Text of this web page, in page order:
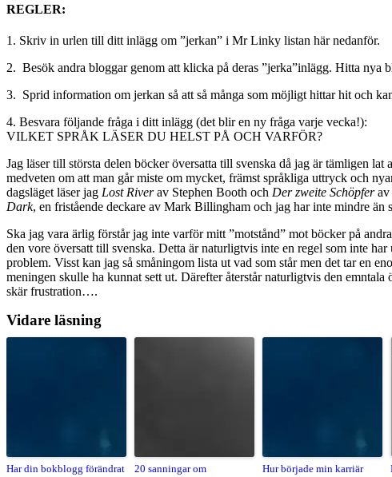
REGLER:
1. Skriv in urlen till ditt inlägg om ”jerkan” i Mr Linky listan här nedanför.
2. Besök andra bloggar genom att klicka på deras ”jerka”inlägg. Hitta
3. Sprid information om jerkan så att så många som möjligt hittar hit och
4. Besvara följande fråga i ditt inlägg (det blir en ny fråga varje vecka!):
VILKET SPRÅK LÄSER DU HELST PÅ OCH VARFÖR?
Jag läser till största delen böcker översatta till svenska då jag är tämligen
medveten om att man går miste om mycket, främst språkliga uttryck och
dagsläget läser jag Lost Riverav Stephen Booth och Der zweite Schöpferav
Dark, en fristående deckare av Mark Billingham och jag har inte mindre
Ska jag vara ärlig förstår jag inte varför mitt ”motstånd” mot böcker på
den vore översatt till svenska. Detta är naturligtvis inte en regel som inte
problem. Visst kan jag så småningom lista ut vad som står men det tar en
meningen skulle ha kunnat sett ut. Därefter återstår naturligtvis den
skär frustration….
Vidare läsning
Har din bokblogg förändrat
20 sanningar om
Hur började min karriär